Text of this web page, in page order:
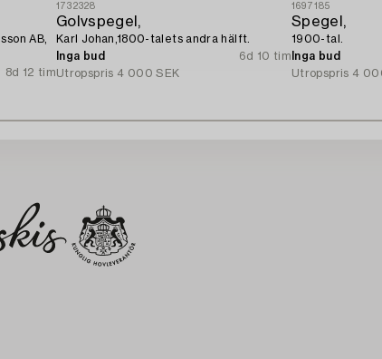
AB,
8d 12 tim
1732328
Golvspegel,
Karl Johan,1800-talets andra hälft.
Inga bud
6d 10 tim
Utropspris 4 000 SEK
1697185
Spegel,
1900-tal.
Inga bud
Utropspris 4